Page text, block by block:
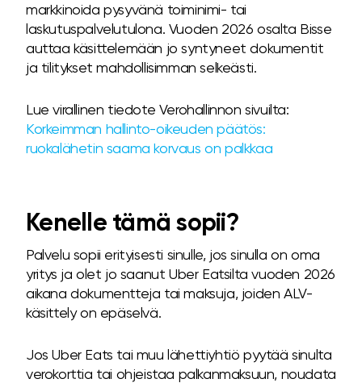
markkinoida pysyvänä toiminimi- tai
laskutuspalvelutulona. Vuoden 2026 osalta Bisse
auttaa käsittelemään jo syntyneet dokumentit
ja tilitykset mahdollisimman selkeästi.
Lue virallinen tiedote Verohallinnon sivuilta:
Korkeimman hallinto-oikeuden päätös:
ruokalähetin saama korvaus on palkkaa
Kenelle tämä sopii?
Palvelu sopii erityisesti sinulle, jos sinulla on oma
yritys ja olet jo saanut Uber Eatsilta vuoden 2026
aikana dokumentteja tai maksuja, joiden ALV-
käsittely on epäselvä.
Jos Uber Eats tai muu lähettiyhtiö pyytää sinulta
verokorttia tai ohjeistaa palkanmaksuun, noudata